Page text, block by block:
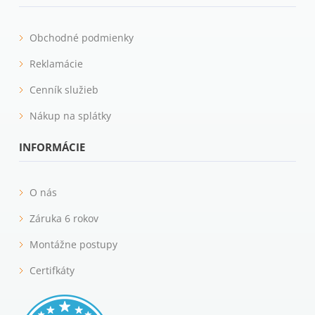
Obchodné podmienky
Reklamácie
Cenník služieb
Nákup na splátky
INFORMÁCIE
O nás
Záruka 6 rokov
Montážne postupy
Certifkáty